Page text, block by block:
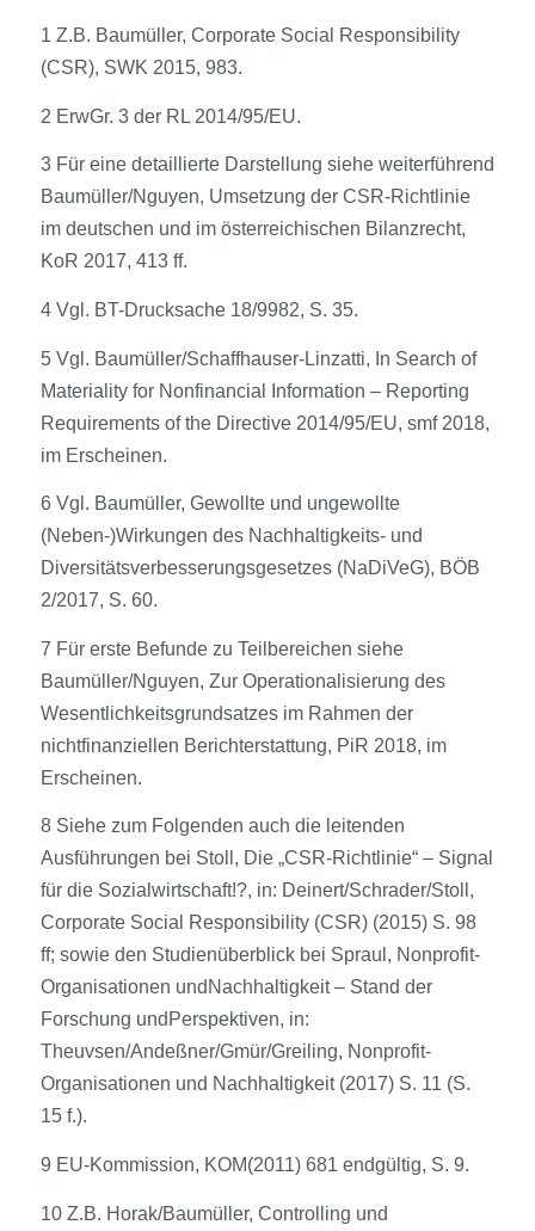
1 Z.B. Baumüller, Corporate Social Responsibility
(CSR), SWK 2015, 983.
2 ErwGr. 3 der RL 2014/95/EU.
3 Für eine detaillierte Darstellung siehe weiterführend
Baumüller/Nguyen, Umsetzung der CSR-Richtlinie
im deutschen und im österreichischen Bilanzrecht,
KoR 2017, 413 ff.
4 Vgl. BT-Drucksache 18/9982, S. 35.
5 Vgl. Baumüller/Schaffhauser-Linzatti, In Search of
Materiality for Nonfinancial Information – Reporting
Requirements of the Directive 2014/95/EU, smf 2018,
im Erscheinen.
6 Vgl. Baumüller, Gewollte und ungewollte
(Neben-)Wirkungen des Nachhaltigkeits- und
Diversitätsverbesserungsgesetzes (NaDiVeG), BÖB
2/2017, S. 60.
7 Für erste Befunde zu Teilbereichen siehe
Baumüller/Nguyen, Zur Operationalisierung des
Wesentlichkeitsgrundsatzes im Rahmen der
nichtfinanziellen Berichterstattung, PiR 2018, im
Erscheinen.
8 Siehe zum Folgenden auch die leitenden
Ausführungen bei Stoll, Die „CSR-Richtlinie“ – Signal
für die Sozialwirtschaft!?, in: Deinert/Schrader/Stoll,
Corporate Social Responsibility (CSR) (2015) S. 98
ff; sowie den Studienüberblick bei Spraul, Nonprofit-
Organisationen undNachhaltigkeit – Stand der
Forschung undPerspektiven, in:
Theuvsen/Andeßner/Gmür/Greiling, Nonprofit-
Organisationen und Nachhaltigkeit (2017) S. 11 (S.
15 f.).
9 EU-Kommission, KOM(2011) 681 endgültig, S. 9.
10 Z.B. Horak/Baumüller, Controlling und